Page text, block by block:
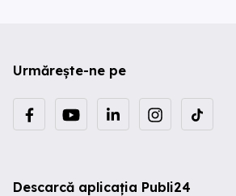
Urmărește-ne pe
Descarcă aplicația Publi24